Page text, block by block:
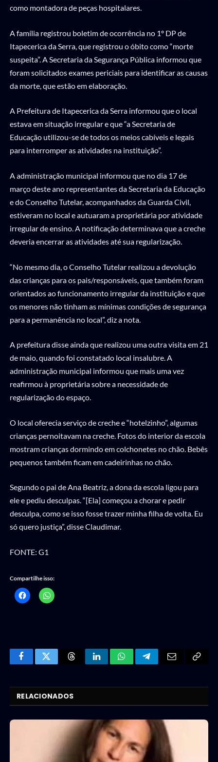
como montadora de peças hospitalares.
A família registrou boletim de ocorrência no 1º DP de
Itapecerica da Serra, que registrou o óbito como “morte
suspeita”. A Secretaria da Segurança Pública informou que
foram solicitados exames periciais para identificar as causas
da morte, que estão em elaboração.
A Prefeitura de Itapecerica da Serra informou que o local
estava em situação irregular e que “a Secretaria de
Educação utilizou-se de todos os meios cabíveis e legais
para interromper as atividades na instituição”.
A administração municipal informou que no dia 17 de
março deste ano representantes da Secretaria da Educação
e do Conselho Tutelar, acompanhados da Guarda Civil,
estiveram no local e autuaram a proprietária por atividade
irregular de ensino. A notificação determinava que a creche
deveria encerrar as atividades até sua regularização.
“No mesmo dia, o Conselho Tutelar realizou a devolução
das crianças para os pais/responsáveis, que também foram
orientados ao funcionamento irregular da instituição e que
os menores não tinham as mínimas condições de segurança
para a permanência no local”, diz a nota.
A prefeitura disse ainda que realizou uma outra visita em 21
de maio, quando foi constatado local insalubre. A
administração municipal informou que mais uma vez
reafirmou à proprietária sobre a necessidade de
regularização do espaço.
O local oferecia serviço de creche e “hotelzinho”, algumas
crianças pernoitavam na creche. Fotos do interior da escola
mostram crianças dormindo em colchonetes no chão. Bebês
pequenos também ficam em cadeirinhas no chão.
Segundo o pai de Ana Beatriz, a dona da escola ligou para
ele e pediu desculpas. “[Ela] começou a chorar e pedir
desculpa, como se isso fosse trazer minha filha de volta. Eu
só quero justiça”, disse Claudimar.
FONTE: G1
Compartilhe isso:
FacebookTwitter ThreadsLinkedInWhatsAppTelegram
RELACIONADOS